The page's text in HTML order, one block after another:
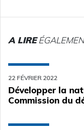
A LIRE
22 FÉVRIER 2022
Développer la
Commission du